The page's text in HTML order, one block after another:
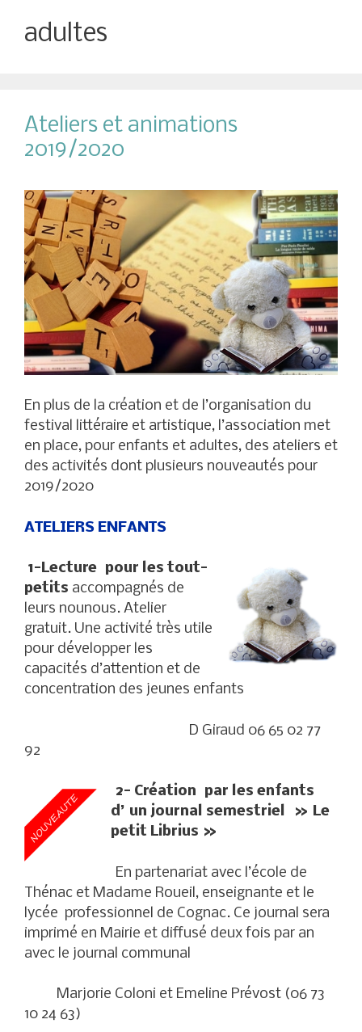
adultes
Ateliers et animations
2019/2020
En plus de la création et de l’organisation du
festival littéraire et artistique, l’association met
en place, pour enfants et adultes, des ateliers et
des activités dont plusieurs nouveautés pour
2019/2020
ATELIERS ENFANTS
1-Lecture pour les tout-
petits accompagnés de
leurs nounous. Atelier
gratuit. Une activité très utile
pour développer les
capacités d’attention et de
concentration des jeunes enfants
D Giraud 06 65 02 77
92
2- Création par les enfants
d’ un journal semestriel » Le
petit Librius »
En partenariat avec l’école de
Thénac et Madame Roueil, enseignante et le
lycée professionnel de Cognac. Ce journal sera
imprimé en Mairie et diffusé deux fois par an
avec le journal communal
Marjorie Coloni et Emeline Prévost (06 73
10 24 63)